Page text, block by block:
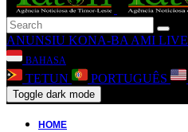
ANUNSIU KONA-BA AMI LIVE
BAHASA
TETUN PORTUGUÊS
Toggle dark mode
HOME